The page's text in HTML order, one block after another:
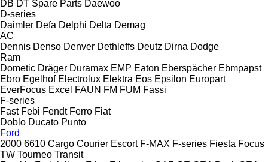
DB DT Spare Parts Daewoo
D-series
Daimler Defa Delphi Delta Demag
AC
Dennis Denso Denver Dethleffs Deutz Dirna Dodge
Ram
Dometic Dräger Duramax EMP Eaton Eberspächer Ebmpapst
Ebro Egelhof Electrolux Elektra Eos Epsilon Europart
EverFocus Excel FAUN FM FUM Fassi
F-series
Fast Febi Fendt Ferro Fiat
Doblo Ducato Punto
Ford
2000 6610 Cargo Courier Escort F-MAX F-series Fiesta Focus
TW Tourneo Transit